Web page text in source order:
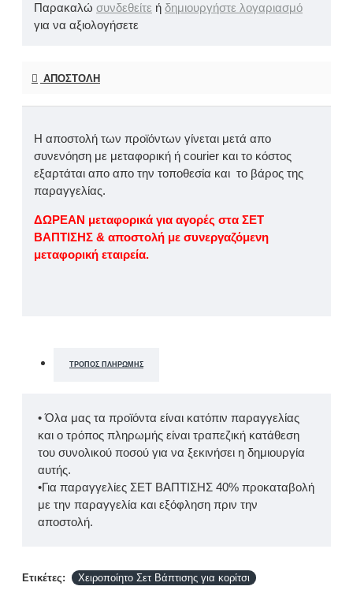
Παρακαλώ συνδεθείτε ή δημιουργήστε λογαριασμό
για να αξιολογήσετε
ΑΠΟΣΤΟΛΉ
Η αποστολή των προϊόντων γίνεται μετά απο
συνενόηση με μεταφορική ή courier και το κόστος
εξαρτάται απο απο την τοποθεσία και το βάρος της
παραγγελίας.
ΔΩΡΕΑΝ μεταφορικά για αγορές στα ΣΕΤ
ΒΑΠΤΙΣΗΣ & αποστολή με συνεργαζόμενη
μεταφορική εταιρεία.
ΤΡΌΠΟΣ ΠΛΗΡΩΜΉΣ
• Όλα μας τα προϊόντα είναι κατόπιν παραγγελίας
και ο τρόπος πληρωμής είναι τραπεζική κατάθεση
του συνολικού ποσού για να ξεκινήσει η δημιουργία
αυτής.
•Για παραγγελίες ΣΕΤ ΒΑΠΤΙΣΗΣ 40% προκαταβολή
με την παραγγελία και εξόφληση πριν την
αποστολή.
Ετικέτες: Χειροποίητο Σετ Βάπτισης για κορίτσι